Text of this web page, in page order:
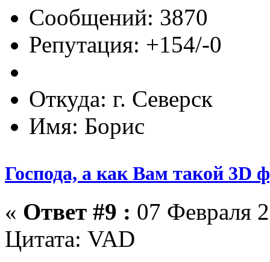
Сообщений: 3870
Репутация: +154/-0
Откуда: г. Северск
Имя: Борис
Господа, а как Вам такой 3D
« Ответ #9 : 07 Февраля
Цитата: VAD